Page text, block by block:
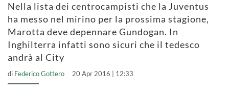
Nella lista dei centrocampisti che la Juventus
ha messo nel mirino per la prossima stagione,
Marotta deve depennare Gundogan. In
Inghilterra infatti sono sicuri che il tedesco
andrà al City
di Federico Gottero 20 Apr 2016 | 12:33